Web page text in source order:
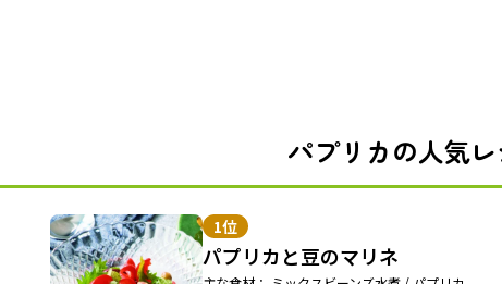
パプリカの人気
1位
パプリカと豆のマリネ